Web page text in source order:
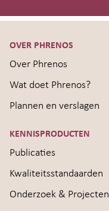
OVER PHRENOS
Over Phrenos
Wat doet Phrenos?
Plannen en verslagen
KENNISPRODUCTEN
Publicaties
Kwaliteitsstandaarden
Onderzoek & Projecten